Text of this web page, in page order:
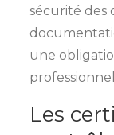
sécurité des
une
Les